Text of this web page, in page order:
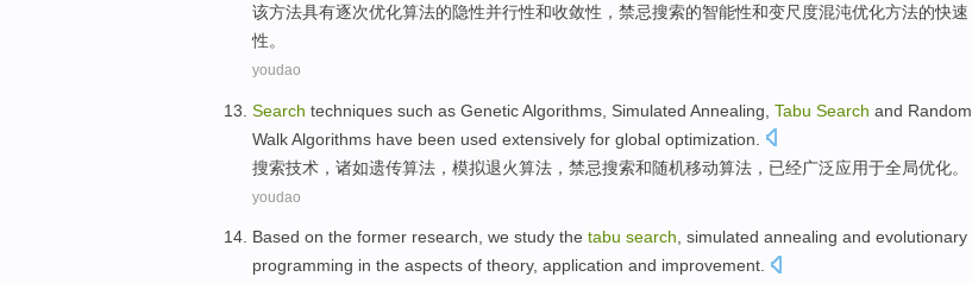
该方法具有逐次优化算法的隐性并行性和收敛性， 禁忌搜索的智能性和变尺度混沌优化方法的快速
性。
youdao
Search techniques such as GeneticAlgorithms Simulated Annealing Tabu Search and Random
WalkAlgorithms have been used extensively for global optimization
搜索技术 ， 诸如遗传算法 ， 模拟退火算法 ， 禁忌搜索和随机移动算法， 已经广泛应用于全局优化。
youdao
Based on the former research, we study the tabu search, simulated annealing and evolutionary
programming in the aspects of theory, application and improvement.